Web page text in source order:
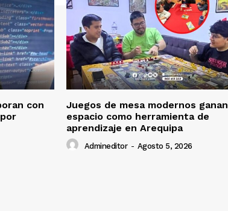
con
Juegos de mesa modernos ganan
espacio como herramienta de
aprendizaje en Arequipa
Admineditor - Agosto 5, 2026